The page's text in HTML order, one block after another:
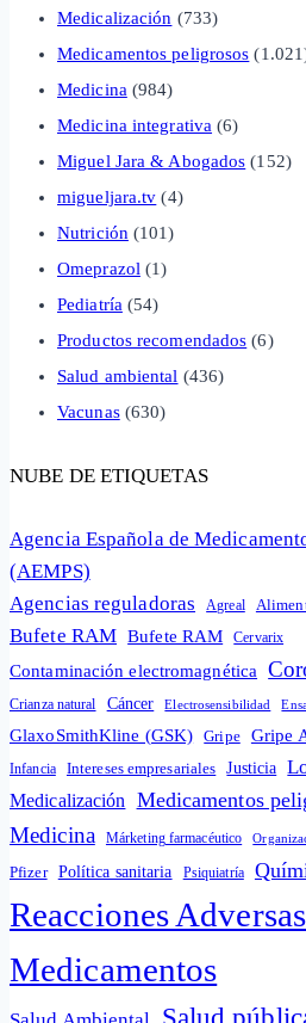
Medicalización (733)
Medicamentos peligrosos
Medicina (984)
Medicina integrativa (6)
Miguel Jara & Abogados (152)
migueljara.tv (4)
Nutrición (101)
Omeprazol (1)
Pediatría (54)
Productos recomendados (6)
Salud ambiental (436)
Vacunas(630)
NUBE DE ETIQUETAS
Agencia Española de
(AEMPS)
Agencias reguladoras
Agreal
Bufete RAM Bufete RAM Cervarix
Contaminación electromagnética
Crianza natural Cáncer Electrosensibilidad
GlaxoSmithKline (GSK) Gripe Gripe
Infancia Intereses empresariales Justicia
Medicalización Medicamentos
Medicina Márketing farmacéutico
Pfizer Política sanitaria Psiquiatría
Reacciones
Medicamentos